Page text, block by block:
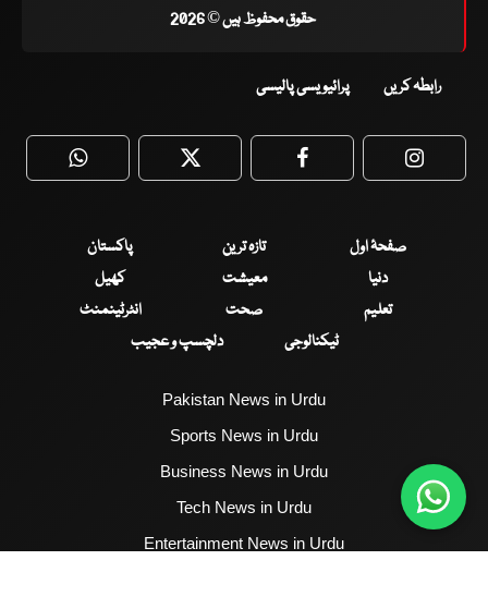
حقوق محفوظ ہیں © 2026
رابطہ کریں پرائیویسی پالیسی
WhatsApp Twitter Facebook
صفحۂ اول تازہ ترین
پاکستان
دنیا
معیشت
کھیل
تعلیم
صحت
انٹرٹینمنٹ
ٹیکنالوجی
دلچسپ و عجیب
Pakistan News in Urdu
Sports News in Urdu
Business News in Urdu
Tech News in Urdu
Entertainment News in Urdu